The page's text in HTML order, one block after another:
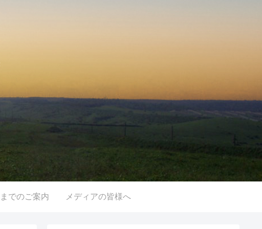
でのご案内 メディアの皆様へ